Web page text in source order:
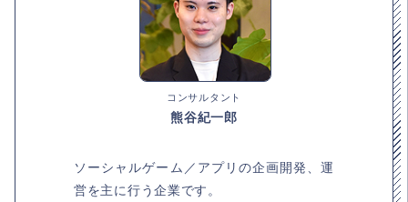
コンサルタント
熊谷紀一郎
ソーシャルゲーム／アプリの企画開発、運
営を主に行う企業です。